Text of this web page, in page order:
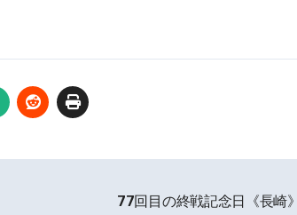
77回目の終戦記念日《長崎》